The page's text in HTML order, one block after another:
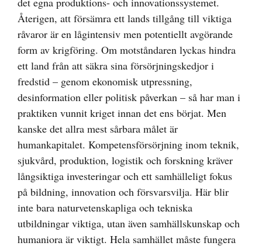
Återigen, att försämra ett lands tillgång till viktiga
råvaror är en lågintensiv men potentiellt avgörande
form av krigföring. Om motståndaren lyckas hindra
ett land från att säkra sina försörjningskedjor i
fredstid – genom ekonomisk utpressning,
desinformation eller politisk påverkan – så har man i
praktiken vunnit kriget innan det ens börjat. Men
kanske det allra mest sårbara målet är
humankapitalet. Kompetensförsörjning inom teknik,
sjukvård, produktion, logistik och forskning kräver
långsiktiga investeringar och ett samhälleligt fokus
på bildning, innovation och försvarsvilja. Här blir
inte bara naturvetenskapliga och tekniska
utbildningar viktiga, utan även samhällskunskap och
humaniora är viktigt. Hela samhället måste fungera